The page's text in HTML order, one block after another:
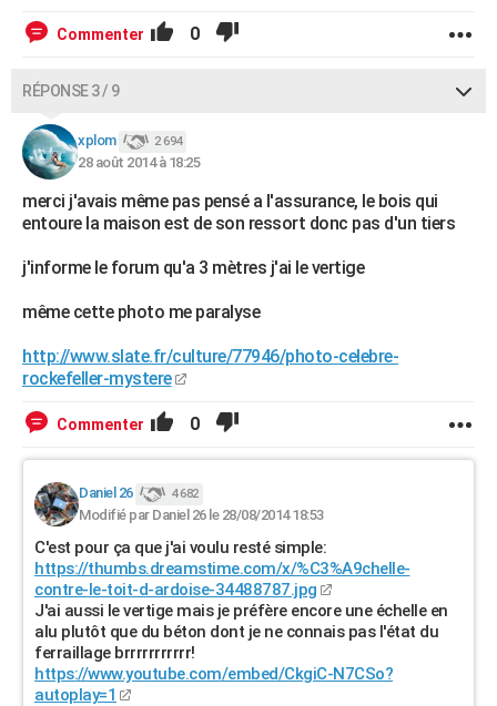
Commenter 0
RÉPONSE 3 / 9
xplom 2 694
28 août 2014 à 18:25
merci j'avais même pas pensé a l'assurance, le bois qui
entoure la maison est de son ressort donc pas d'un tiers
j'informe le forum qu'a 3 mètres j'ai le vertige
même cette photo me paralyse
http://www.slate.fr/culture/77946/photo-celebre-
rockefeller-mystere
Commenter 0
Daniel 26 4 682
Modifié par Daniel 26 le 28/08/2014 18:53
C'est pour ça que j'ai voulu resté simple:
https://thumbs.dreamstime.com/x/%C3%A9chelle-
contre-le-toit-d-ardoise-34488787.jpg
J'ai aussi le vertige mais je préfère encore une échelle en
alu plutôt que du béton dont je ne connais pas l'état du
ferraillage brrrrrrrrrrr!
https://www.youtube.com/embed/CkgiC-N7CSo?
autoplay=1